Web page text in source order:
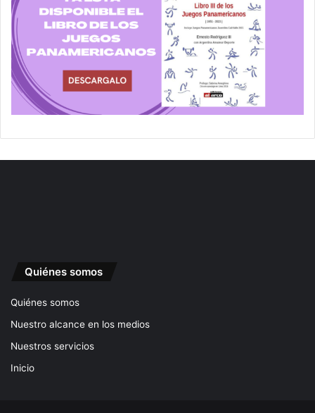
Quiénes somos
Quiénes somos
Nuestro alcance en los medios
Nuestros servicios
Inicio